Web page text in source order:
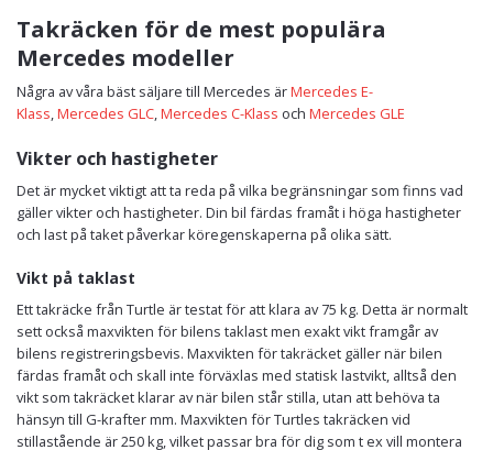
Takräcken för de mest populära
Mercedes modeller
Några av våra bäst säljare till Mercedes ärMercedes E-
Klass,Mercedes GLC,Mercedes C-Klass och Mercedes GLE
Vikter och hastigheter
Det är mycket viktigt att ta reda på vilka begränsningar som finns vad
gäller vikter och hastigheter. Din bil färdas framåt i höga hastigheter
och last på taket påverkar köregenskaperna på olika sätt.
Vikt på taklast
Ett takräcke från Turtle är testat för att klara av 75 kg. Detta är normalt
sett också maxvikten för bilens taklast men exakt vikt framgår av
bilens registreringsbevis. Maxvikten för takräcket gäller när bilen
färdas framåt och skall inte förväxlas med statisk lastvikt, alltså den
vikt som takräcket klarar av när bilen står stilla, utan att behöva ta
hänsyn till G-krafter mm. Maxvikten för Turtles takräcken vid
stillastående är 250 kg, vilket passar bra för dig som t ex vill montera